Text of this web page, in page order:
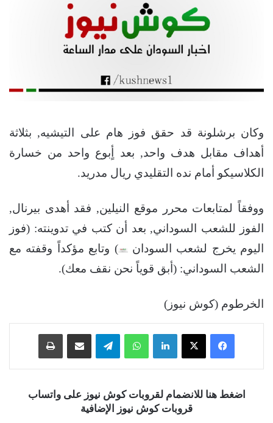
وكان برشلونة قد حقق فوز هام على التيشيه, بثلاثة
أهداف مقابل هدف واحد, بعد أٍبوع واحد من خسارة
الكلاسيكو أمام نده التقليدي ريال مدريد.
ووفقاً لمتابعات محرر موقع النيلين, فقد أهدى بيرنال,
الفوز للشعب السوداني, بعد أن كتب في تدوينته: (فوز
اليوم يخرج لشعب السودان
) وتابع مؤكداً وقفته مع
الشعب السوداني: (أبق قوياً نحن نقف معك).
الخرطوم (كوش نيوز)
فيسبوك ‫X لينكدإن واتساب تيلقرام
اضغط هنا للانضمام لقروبات كوش نيوز على واتساب
قروبات كوش نيوز الإضافية